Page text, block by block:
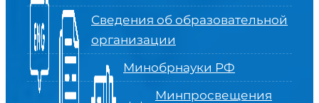
Сведения об образовательной
организации
Минобрнауки РФ
Минпросвещения